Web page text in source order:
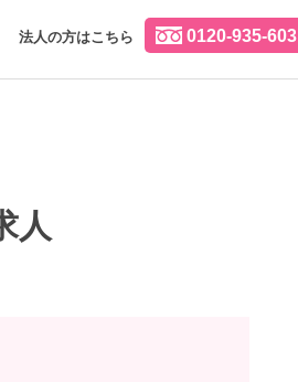
0120-935-603
法人の方はこちら
人